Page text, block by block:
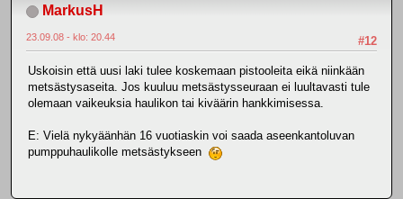
MarkusH
#12
23.09.08 - klo: 20.44
Uskoisin että uusi laki tulee koskemaan pistooleita eikä niinkään
metsästysaseita. Jos kuuluu metsästysseuraan ei luultavasti tule
olemaan vaikeuksia haulikon tai kiväärin hankkimisessa.
E: Vielä nykyäänhän 16 vuotiaskin voi saada aseenkantoluvan
pumppuhaulikolle metsästykseen